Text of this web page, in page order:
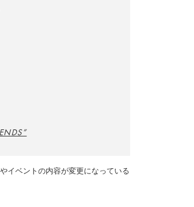
イベントの内容が変更になっている